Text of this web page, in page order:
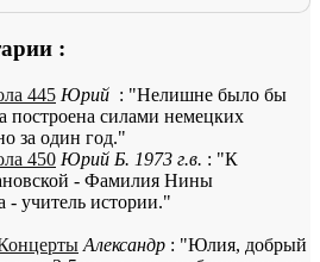
:
445 Юрий : "Нелишне было бы
построена силами немецких
за один год."
450 Юрий Б. 1973 г.в. : "К
- Фамилия Нины
учитель истории."
Александр : "Юлия, добрый